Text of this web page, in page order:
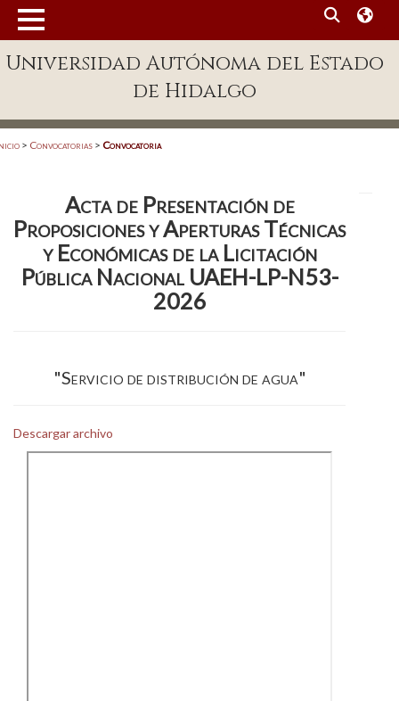
Enlaces
Patronato
Plataforma Garza
Publicaciones en línea
Acreditación Internacional
Aspirantes
Alumni
Universidad Autónoma del Estado
de Hidalgo
> Convocatorias > Convocatoria
Acta de Presentación de
Proposiciones y Aperturas Técnicas
y Económicas de la Licitación
Pública Nacional UAEH-LP-N53-
2026
"Servicio de distribución de agua"
Descargar archivo